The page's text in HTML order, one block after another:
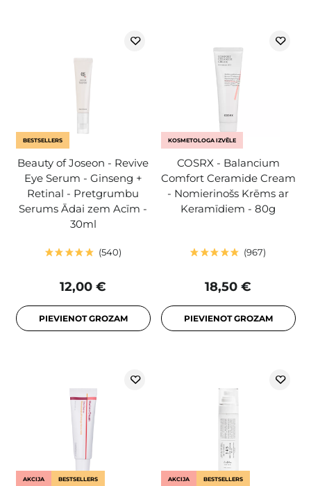
BESTSELLERS
Beauty of Joseon - Revive
Eye Serum - Ginseng +
Retinal - Pretgrumbu
Serums Ādai zem Acīm -
30ml
540
12,00 €
PIEVIENOT GROZAM
KOSMETOLOGA IZVĒLE
COSRX - Balancium
Comfort Ceramide Cream
- Nomierinošs Krēms ar
Keramīdiem - 80g
967
18,50 €
PIEVIENOT GROZAM
AKCIJA BESTSELLERS AKCIJA BESTSELLERS